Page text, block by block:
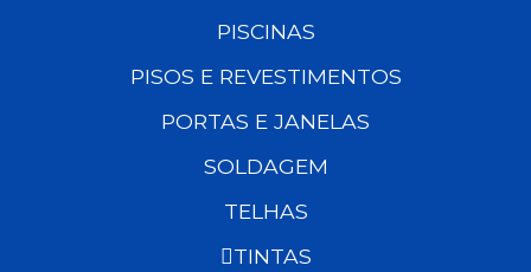
PISCINAS
PISOS E REVESTIMENTOS
PORTAS E JANELAS
SOLDAGEM
TELHAS
TINTAS